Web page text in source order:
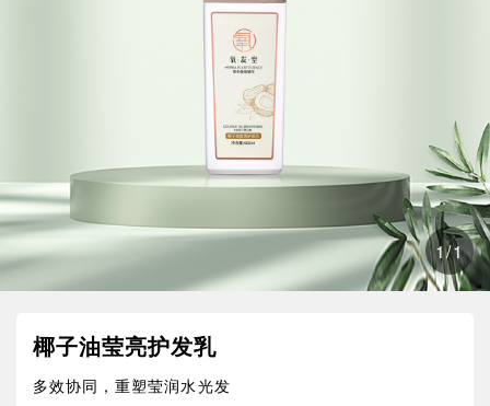
1/1
椰子油莹亮护发乳
多效协同，重塑莹润水光发